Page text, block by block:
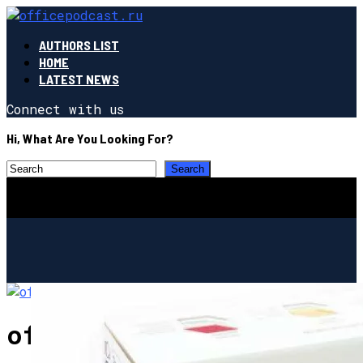
AUTHORS LIST
HOME
LATEST NEWS
Connect with us
Hi, What Are You Looking For?
officepodcast.ru